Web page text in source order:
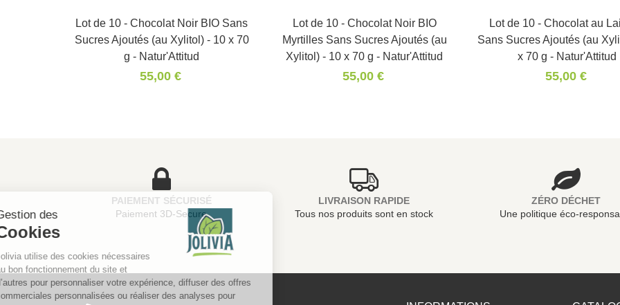
Panier
Lot de 10 - Chocolat Noir BIO Sans
Sucres Ajoutés (au Xylitol) - 10 x 70
g - Natur'Attitud
55,00 €
Panier
Lot de 10 - Chocolat Noir BIO
Myrtilles Sans Sucres Ajoutés (au
Xylitol) - 10 x 70 g - Natur'Attitud
55,00 €
Panier
Lot de 10 - Chocolat au
Sans Sucres Ajoutés (au
x 70 g - Natur'Attitud
55,00 €
PAIEMENT SÉCURISÉ
Paiement 3D-Secure
LIVRAISON RAPIDE
Tous nos produits sont en stock
ZÉRO DÉCHET
Une politique éco-
Gestion des
Cookies
Jolivia utilise des cookies nécessaires
au bon fonctionnement du site et
d’autres pour personnaliser votre expérience, diffuser des offres
commerciales personnalisées ou réaliser des analyses pour